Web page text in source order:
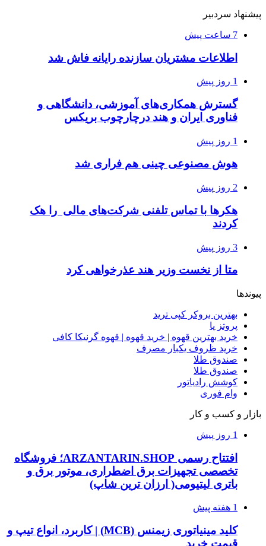
پیشنهاد سردبیر
7 ساعت پیش
اطلاعات مشتریان سازنده رایانه فاش شد
1 روز پیش
گسترش همکاری‌های آموزشی، دانشگاهی و
فناوری ایران و هند درچارچوب بریکس
1 روز پیش
هوش مصنوعی چینی هم فراری شد
2 روز پیش
هکرها با تماس تلفنی شرکت‌های مالی را هک
کردند
3 روز پیش
متا از نخست وزیر هند عذرخواهی کرد
پیوندها
بهترین بروکر کپی ترید
پروتز پا
خرید بهترین قهوه | خرید قهوه | قهوه گرنیکا کافی
خرید ظروف یکبار مصرف
صندوق طلا
صندوق طلا
کوشش رادیاتور
وام فوری
بازار و کسب و کار
1 روز پیش
افتتاح رسمی ARZANTARIN.SHOP؛ فروشگاه
تخصصی تجهیزات برق اضطراری، موتور برق و
باتری لیتیومی( ارزان ترین شاپ)
1 هفته پیش
کلید مینیاتوری زیمنس (MCB) | کاربرد، انواع تیپ و
قیمت خرید